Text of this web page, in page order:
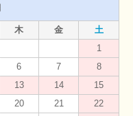
木 金
土
1
6 7
8
13 14
15
20 21
22